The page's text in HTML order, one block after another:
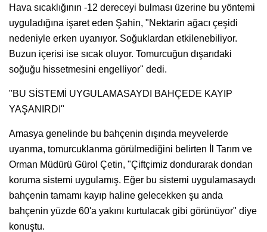
Hava sıcaklığının -12 dereceyi bulması üzerine bu yöntemi
uyguladığına işaret eden Şahin, "Nektarin ağacı çeşidi
nedeniyle erken uyanıyor. Soğuklardan etkilenebiliyor.
Buzun içerisi ise sıcak oluyor. Tomurcuğun dışarıdaki
soğuğu hissetmesini engelliyor" dedi.
"BU SİSTEMİ UYGULAMASAYDI BAHÇEDE KAYIP
YAŞANIRDI"
Amasya genelinde bu bahçenin dışında meyvelerde
uyanma, tomurcuklanma görülmediğini belirten İl Tarım ve
Orman Müdürü Gürol Çetin, "Çiftçimiz dondurarak dondan
koruma sistemi uygulamış. Eğer bu sistemi uygulamasaydı
bahçenin tamamı kayıp haline gelecekken şu anda
bahçenin yüzde 60'a yakını kurtulacak gibi görünüyor" diye
konuştu.